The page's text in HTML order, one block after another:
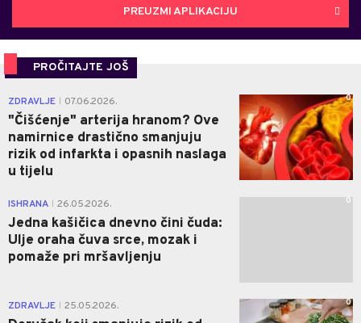
PREUZMI APLIKACIJU
PROČITAJTE JOŠ
ZDRAVLJE 07.06.2026.
"Čišćenje" arterija hranom? Ove
namirnice drastično smanjuju
rizik od infarkta i opasnih naslaga
u tijelu
0
ISHRANA 26.05.2026.
Jedna kašičica dnevno čini čuda:
Ulje oraha čuva srce, mozak i
pomaže pri mršavljenju
0
ZDRAVLJE 25.05.2026. 0